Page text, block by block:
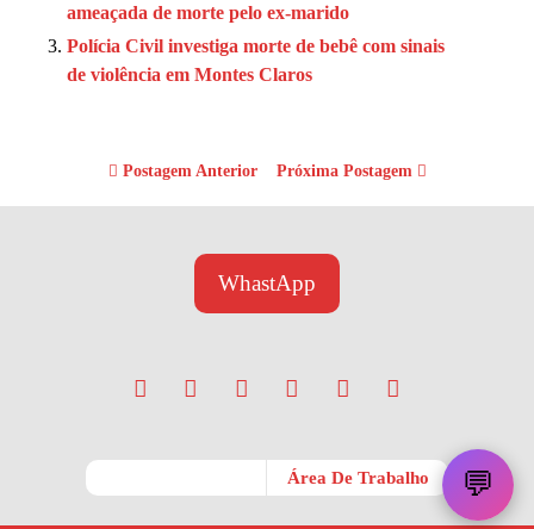
ameaçada de morte pelo ex-marido
Polícia Civil investiga morte de bebê com sinais
de violência em Montes Claros
Postagem Anterior Próxima Postagem
WhastApp
💬
Área De Trabalho